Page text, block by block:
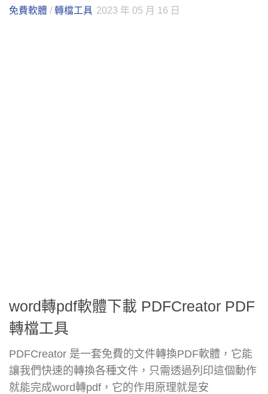
免費軟體 / 轉檔工具 2023 年 05 月 16 日
word轉pdf軟體下載 PDFCreator PDF
轉檔工具
PDFCreator 是一套免費的文件轉換PDF軟體，它能
讓我們快速的轉換各種文件，只需透過列印這個動作
就能完成word轉pdf，它的作用原理就是安